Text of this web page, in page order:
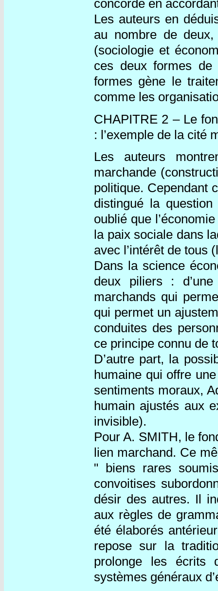
concorde en
Les auteurs en
au nombre de
(sociologie et
ces deux formes
formes gène le
comme les
CHAPITRE 2 – Le
: l’exemple de la cité
Les auteurs
marchande
politique. Cependant
distingué la
oublié que
la paix sociale dans
avec l’intérêt de tous
Dans la science
deux piliers :
marchands qui
qui permet un
conduites des
ce principe connu de
D’autre part, la
humaine qui offre
sentiments moraux,
humain ajustés aux
invisible).
Pour A. SMITH, le
lien marchand. Ce
" biens rares
convoitises
désir des autres. Il
aux règles de
été élaborés
repose sur la
prolonge les écrits
systèmes généraux